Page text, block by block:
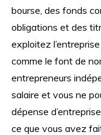
bourse, des fonds
obligations et des
exploitez
comme le font de
entrepreneurs
salaire et vous ne
dépense
ce que vous avez